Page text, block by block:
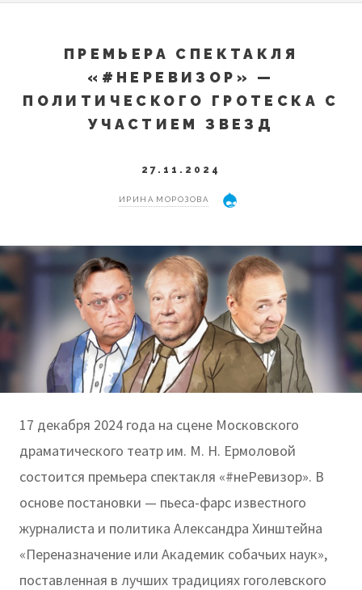
ПРЕМЬЕРА СПЕКТАКЛЯ
«#НЕРЕВИЗОР» —
ПОЛИТИЧЕСКОГО ГРОТЕСКА С
УЧАСТИЕМ ЗВЕЗД
27.11.2024
ИРИНА МОРОЗОВА
17 декабря 2024 года на сцене Московского
драматического театр им. М. Н. Ермоловой
состоится премьера спектакля «#неРевизор». В
основе постановки — пьеса-фарс известного
журналиста и политика Александра Хинштейна
«Переназначение или Академик собачьих наук»,
поставленная в лучших традициях гоголевского